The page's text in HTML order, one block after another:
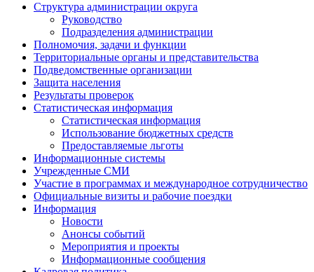
Структура администрации округа
Руководство
Подразделения администрации
Полномочия, задачи и функции
Территориальные органы и представительства
Подведомственные организации
Защита населения
Результаты проверок
Статистическая информация
Статистическая информация
Использование бюджетных средств
Предоставляемые льготы
Информационные системы
Учрежденные СМИ
Участие в программах и международное сотрудничество
Официальные визиты и рабочие поездки
Информация
Новости
Анонсы событий
Мероприятия и проекты
Информационные сообщения